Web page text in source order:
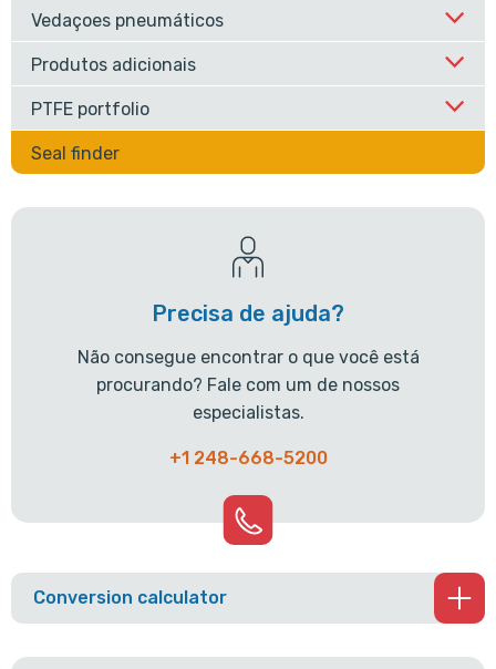
Vedaçoes pneumáticos
Produtos adicionais
PTFE portfolio
Seal finder
Precisa de ajuda?
Não consegue encontrar o que você está
procurando? Fale com um de nossos
especialistas.
+1 248-668-5200
Conversion calculator